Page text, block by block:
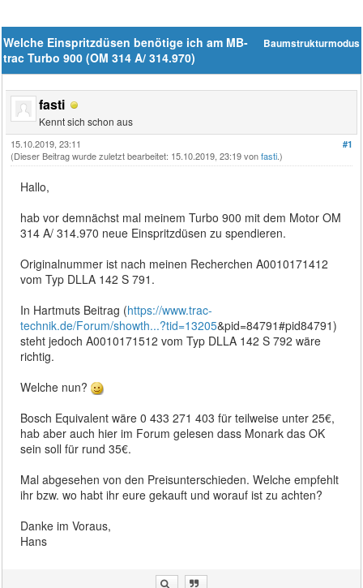
Baumstrukturmodus
Welche Einspritzdüsen benötige ich am MB-
trac Turbo 900 (OM 314 A/ 314.970)
fasti
Kennt sich schon aus
#1
15.10.2019, 23:11
(Dieser Beitrag wurde zuletzt bearbeitet: 15.10.2019, 23:19 vonfasti.)
Hallo,
hab vor demnächst mal meinem Turbo 900 mit dem Motor OM
314 A/ 314.970 neue Einspritzdüsen zu spendieren.
Originalnummer ist nach meinen Recherchen A0010171412
vom Typ DLLA 142 S 791.
In Hartmuts Beitrag (https://www.trac-
technik.de/Forum/showth...?tid=13205&pid=84791#pid84791)
steht jedoch A0010171512 vom Typ DLLA 142 S 792 wäre
richtig.
Welche nun?
Bosch Equivalent wäre 0 433 271 403 für teilweise unter 25€,
hab aber auch hier im Forum gelesen dass Monark das OK
sein soll für rund 35€.
Mal abgesehen von den Preisunterschieden. Welche empfehlt
ihr bzw. wo habt ihr eure gekauft und worauf ist zu achten?
Danke im Voraus,
Hans